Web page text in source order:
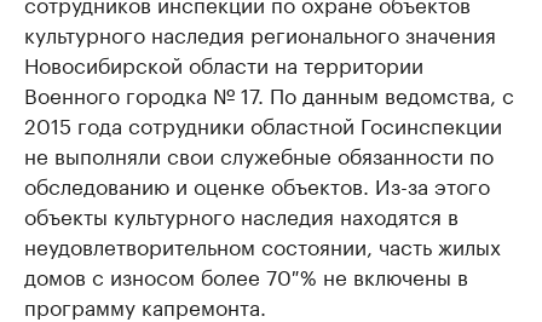
культурного наследия регионального значения
Новосибирской области на территории
Военного городка № 17. По данным ведомства, с
2015 года сотрудники областной Госинспекции
не выполняли свои служебные обязанности по
обследованию и оценке объектов. Из-за этого
объекты культурного наследия находятся в
неудовлетворительном состоянии, часть жилых
домов с износом более 70 % не включены в
программу капремонта.